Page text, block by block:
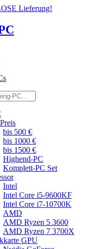
Lieferung!
bis 500 €
bis 1000 €
bis 1500 €
Highend-PC
Komplett-PC Set
Intel
Intel Core i5-9600KF
Intel Core i7-10700K
AMD
AMD Ryzen 5 3600
AMD Ryzen 7 3700X
GPU